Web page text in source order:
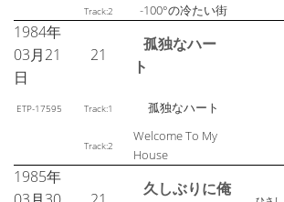
Track:2 -100°の冷たい街
1984年
03月21
日
21
孤独なハー
ト
ETP-17595 Track:1 孤独なハート
Track:2
Welcome To My
House
1985年
久しぶりに俺